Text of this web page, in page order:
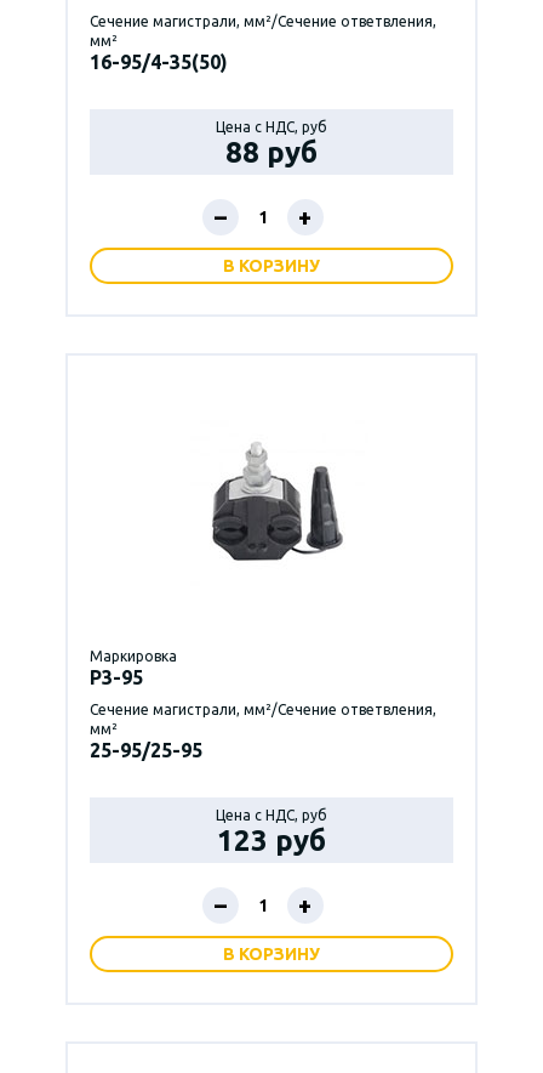
Сечение магистрали, мм²/Сечение ответвления,
мм²
16-95/4-35(50)
Цена с НДС, руб
88 руб
– +
В КОРЗИНУ
Маркировка
P3-95
Сечение магистрали, мм²/Сечение ответвления,
мм²
25-95/25-95
Цена с НДС, руб
123 руб
– +
В КОРЗИНУ